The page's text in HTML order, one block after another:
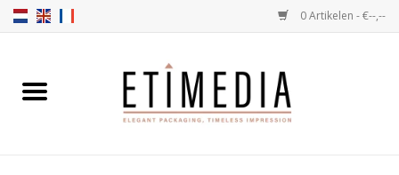
0 Artikelen - €--,--
Home